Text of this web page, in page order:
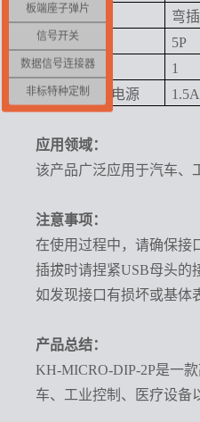
安装方式
弯插
触点数量
5P
端口数量
1
额定电流
- 电源 1.5A
应用领域：
该产品广泛应用于汽车、
注意事项：
在使用过程中，请确保接
插拔时请捏紧USB母头的
如发现接口有损坏或基体
产品总结：
KH-MICRO-DIP-2P是一
车、工业控制、医疗设备
板端座子弹片
信号开关
数据信号连接器
非标特种定制